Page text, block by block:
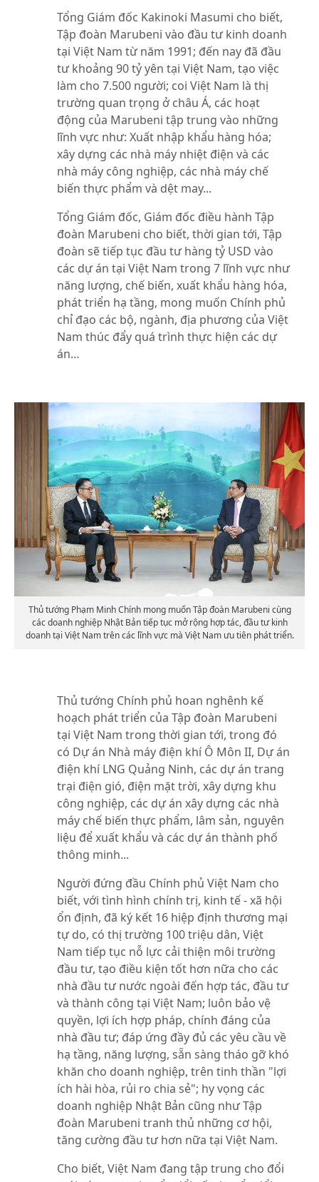
Tổng Giám đốc Kakinoki Masumi cho biết,
Tập đoàn Marubeni vào đầu tư kinh doanh
tại Việt Nam từ năm 1991; đến nay đã đầu
tư khoảng 90 tỷ yên tại Việt Nam, tạo việc
làm cho 7.500 người; coi Việt Nam là thị
trường quan trọng ở châu Á, các hoạt
động của Marubeni tập trung vào những
lĩnh vực như: Xuất nhập khẩu hàng hóa;
xây dựng các nhà máy nhiệt điện và các
nhà máy công nghiệp, các nhà máy chế
biến thực phẩm và dệt may...
Tổng Giám đốc, Giám đốc điều hành Tập
đoàn Marubeni cho biết, thời gian tới, Tập
đoàn sẽ tiếp tục đầu tư hàng tỷ USD vào
các dự án tại Việt Nam trong 7 lĩnh vực như
năng lượng, chế biến, xuất khẩu hàng hóa,
phát triển hạ tầng, mong muốn Chính phủ
chỉ đạo các bộ, ngành, địa phương của Việt
Nam thúc đẩy quá trình thực hiện các dự
án…
Thủ tướng Phạm Minh Chính mong muốn Tập đoàn Marubeni cùng
các doanh nghiệp Nhật Bản tiếp tục mở rộng hợp tác, đầu tư kinh
doanh tại Việt Nam trên các lĩnh vực mà Việt Nam ưu tiên phát triển.
Thủ tướng Chính phủ hoan nghênh kế
hoạch phát triển của Tập đoàn Marubeni
tại Việt Nam trong thời gian tới, trong đó
có Dự án Nhà máy điện khí Ô Môn II, Dự án
điện khí LNG Quảng Ninh, các dự án trang
trại điện gió, điện mặt trời, xây dựng khu
công nghiệp, các dự án xây dựng các nhà
máy chế biến thực phẩm, lâm sản, nguyên
liệu để xuất khẩu và các dự án thành phố
thông minh...
Người đứng đầu Chính phủ Việt Nam cho
biết, với tình hình chính trị, kinh tế - xã hội
ổn định, đã ký kết 16 hiệp định thương mại
tự do, có thị trường 100 triệu dân, Việt
Nam tiếp tục nỗ lực cải thiện môi trường
đầu tư, tạo điều kiện tốt hơn nữa cho các
nhà đầu tư nước ngoài đến hợp tác, đầu tư
và thành công tại Việt Nam; luôn bảo vệ
quyền, lợi ích hợp pháp, chính đáng của
nhà đầu tư; đáp ứng đầy đủ các yêu cầu về
hạ tầng, năng lượng, sẵn sàng tháo gỡ khó
khăn cho doanh nghiệp, trên tinh thần "lợi
ích hài hòa, rủi ro chia sẻ"; hy vọng các
doanh nghiệp Nhật Bản cũng như Tập
đoàn Marubeni tranh thủ những cơ hội,
tăng cường đầu tư hơn nữa tại Việt Nam.
Cho biết, Việt Nam đang tập trung cho đổi